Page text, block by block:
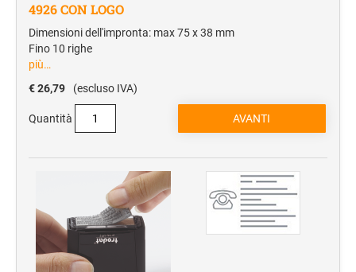
4926 CON LOGO
Dimensioni dell'impronta: max 75 x 38 mm
Fino 10 righe
più…
€ 26,79
(escluso IVA)
Quantità